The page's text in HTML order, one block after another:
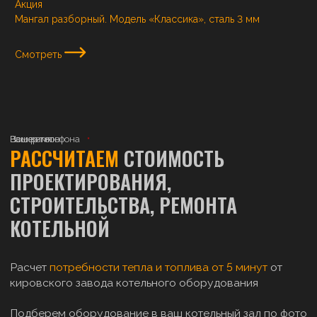
Акция
Мангал разборный. Модель «Классика», сталь 3 мм
Смотреть
РАССЧИТАЕМ СТОИМОСТЬ
ПРОЕКТИРОВАНИЯ,
СТРОИТЕЛЬСТВА, РЕМОНТА
КОТЕЛЬНОЙ
Расчет потребности тепла и топлива от 5 минут от
кировского завода котельного оборудования
Подберем оборудование в ваш котельный зал по фото
Ваше имя
Номер телефона
Ваш регион